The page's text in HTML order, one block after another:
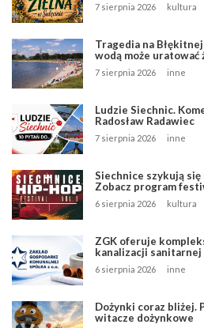
7 sierpnia 2026 kultura
Tragedia na
wodą może uratować
7 sierpnia 2026 inne
Ludzie Siechnic.
Radosław Radawiec
7 sierpnia 2026 inne
Siechnice szykują
Zobacz program
6 sierpnia 2026 kultura
ZGK oferuje
kanalizacji sanitarnej
6 sierpnia 2026 inne
Dożynki coraz bliżej.
witacze dożynkowe